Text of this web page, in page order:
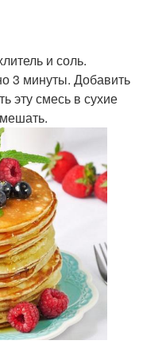
и соль.
3 минуты. Добавить
эту смесь в сухие